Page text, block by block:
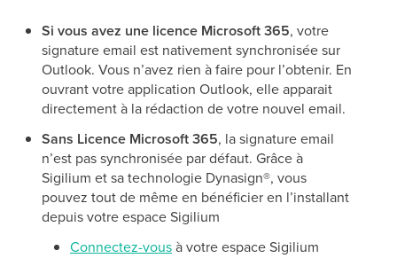
Si vous avez une licence Microsoft 365, votre
signature email est nativement synchronisée sur
Outlook. Vous n’avez rien à faire pour l’obtenir. En
ouvrant votre application Outlook, elle apparait
directement à la rédaction de votre nouvel email.
Sans Licence Microsoft 365, la signature email
n’est pas synchronisée par défaut. Grâce à
Sigilium et sa technologie Dynasign®, vous
pouvez tout de même en bénéficier en l’installant
depuis votre espace Sigilium
Connectez-vousà votre espace Sigilium